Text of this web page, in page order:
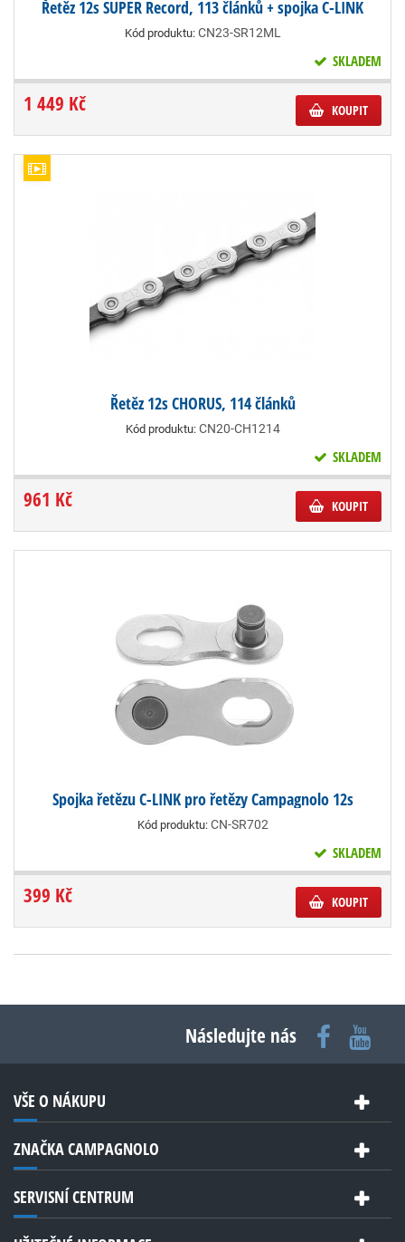
Řetěz 12s SUPER Record, 113 článků + spojka C-LINK
Kód produktu: CN23-SR12ML
SKLADEM
1 449 Kč KOUPIT
Řetěz 12s CHORUS, 114 článků
Kód produktu: CN20-CH1214
SKLADEM
961 Kč KOUPIT
Spojka řetězu C-LINK pro řetězy Campagnolo 12s
Kód produktu: CN-SR702
SKLADEM
399 Kč KOUPIT
Následujte nás
VŠE O NÁKUPU
ZNAČKA CAMPAGNOLO
SERVISNÍ CENTRUM